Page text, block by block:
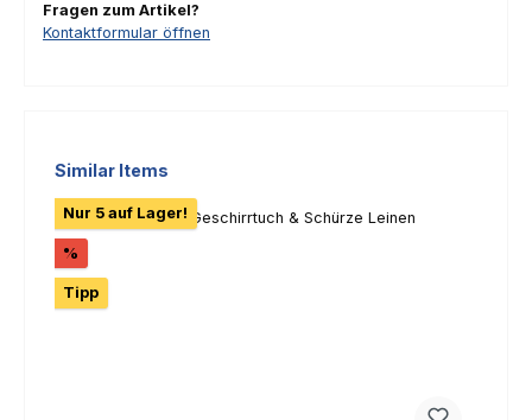
Fragen zum Artikel?
Kontaktformular öffnen
Produktgalerie überspringen
Similar Items
Nur 5 auf Lager!
%
Tipp